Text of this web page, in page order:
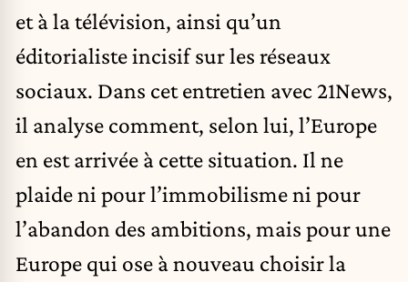
et à la télévision, ainsi qu’un
éditorialiste incisif sur les réseaux
sociaux. Dans cet entretien avec 21News,
il analyse comment, selon lui, l’Europe
en est arrivée à cette situation. Il ne
plaide ni pour l’immobilisme ni pour
l’abandon des ambitions, mais pour une
Europe qui ose à nouveau choisir la